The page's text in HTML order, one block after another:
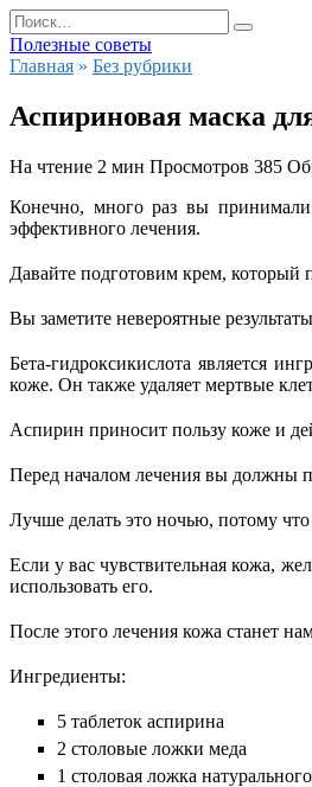
Перейти
к
содержанию
Search
for:
Полезные советы
Главная » Без рубрики
Аспириновая маска
На чтение 2 мин Просмотров 385
Конечно, много раз вы
эффективного лечения.
Давайте подготовим крем,
Вы заметите невероятные
Бета-гидроксикислота является
коже. Он также удаляет мертвые
Аспирин приносит пользу коже и
Перед началом лечения вы должны
Лучше делать это ночью, потому что
Если у вас чувствительная кожа,
использовать его.
После этого лечения кожа станет
Ингредиенты:
5 таблеток аспирина
2 столовые ложки меда
1 столовая ложка